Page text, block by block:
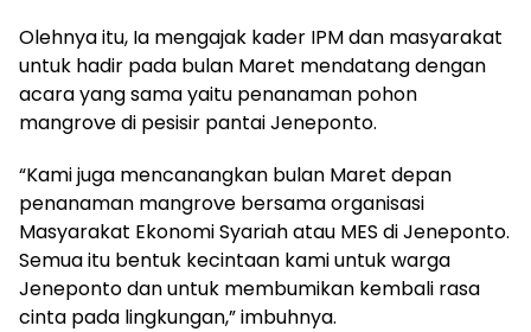
Olehnya itu, Ia mengajak kader IPM dan masyarakat
untuk hadir pada bulan Maret mendatang dengan
acara yang sama yaitu penanaman pohon
mangrove di pesisir pantai Jeneponto.
“Kami juga mencanangkan bulan Maret depan
penanaman mangrove bersama organisasi
Masyarakat Ekonomi Syariah atau MES di Jeneponto.
Semua itu bentuk kecintaan kami untuk warga
Jeneponto dan untuk membumikan kembali rasa
cinta pada lingkungan,” imbuhnya.